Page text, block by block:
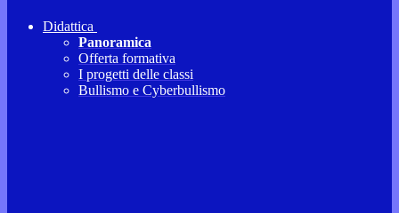
Didattica
Panoramica
Offerta formativa
I progetti delle classi
Bullismo e Cyberbullismo